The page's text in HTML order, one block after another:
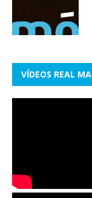
VÍDEOS REAL